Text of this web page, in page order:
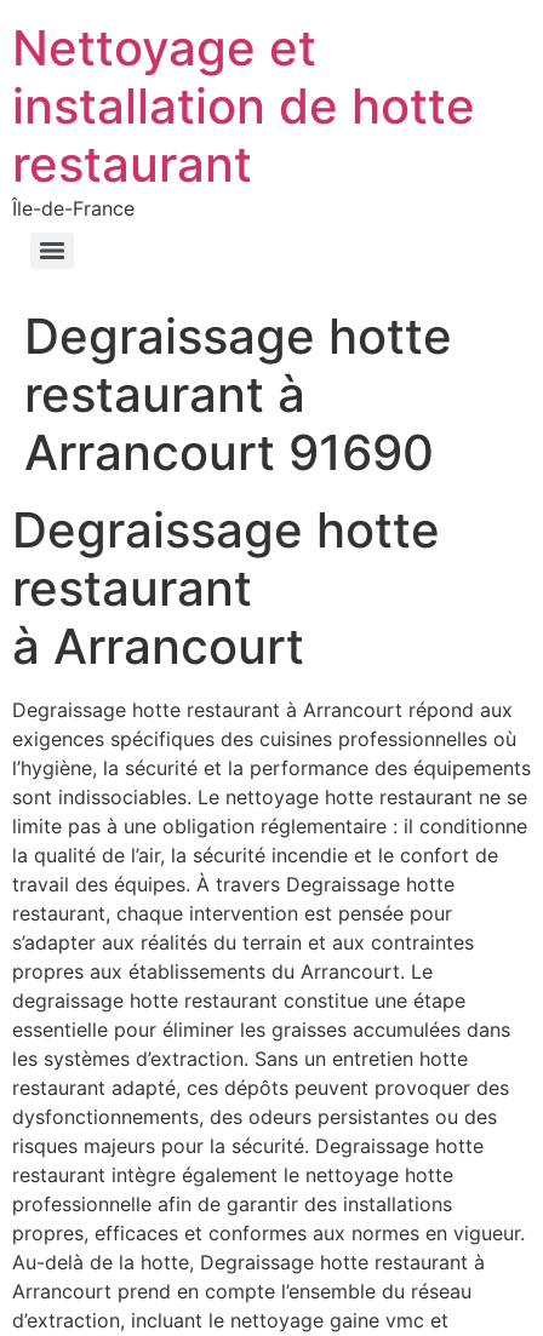
Nettoyage et
installation de hotte
restaurant
Île-de-France
Degraissage hotte
restaurant à
Arrancourt 91690
Degraissage hotte
restaurant
à Arrancourt
Degraissage hotte restaurant à Arrancourt répond aux
exigences spécifiques des cuisines professionnelles où
l’hygiène, la sécurité et la performance des équipements
sont indissociables. Le nettoyage hotte restaurant ne se
limite pas à une obligation réglementaire : il conditionne
la qualité de l’air, la sécurité incendie et le confort de
travail des équipes. À travers Degraissage hotte
restaurant, chaque intervention est pensée pour
s’adapter aux réalités du terrain et aux contraintes
propres aux établissements du Arrancourt. Le
degraissage hotte restaurant constitue une étape
essentielle pour éliminer les graisses accumulées dans
les systèmes d’extraction. Sans un entretien hotte
restaurant adapté, ces dépôts peuvent provoquer des
dysfonctionnements, des odeurs persistantes ou des
risques majeurs pour la sécurité. Degraissage hotte
restaurant intègre également le nettoyage hotte
professionnelle afin de garantir des installations
propres, efficaces et conformes aux normes en vigueur.
Au-delà de la hotte, Degraissage hotte restaurant à
Arrancourt prend en compte l’ensemble du réseau
d’extraction, incluant le nettoyage gaine vmc et